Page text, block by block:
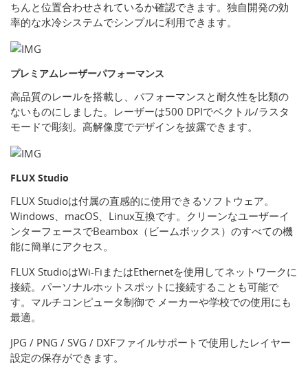
ちんと位置合わせされているか確認できます。独自開発の効
率的な水冷システムでシンプルに利用できます。
プレミアムレーザーパフォーマンス
高品質のレールを搭載し、パフォーマンスと耐久性を比類の
ないものにしました。レーザーは500 DPIでベクトル/ラスタ
モードで彫刻。高解像度でデザインを披露できます。
FLUX Studio
FLUX Studioは付属の直感的に使用できるソフトウェア。
Windows、macOS、Linux互換です。クリーンなユーザーイ
ンターフェースでBeambox（ビームボックス）のすべての機
能に簡単にアクセス。
FLUX StudioはWi-FiまたはEthernetを使用してネットワークに
接続。パーソナルホットスポットに接続することも可能で
す。マルチコンピュータ制御で メーカーや学校での使用にも
最適。
JPG / PNG / SVG / DXFファイルサポートで使用したレイヤー
設定の保存ができます。